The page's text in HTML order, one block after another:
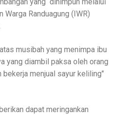
Randuagung (IWR)
musibah yang menimpa ibu
yang diambil paksa oleh orang
menjual sayur keliling"
dapat meringankan